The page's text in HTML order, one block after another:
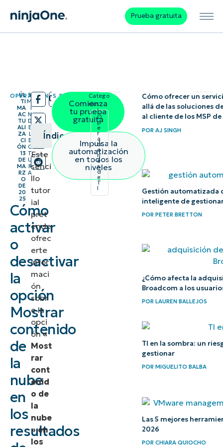
Prueba gratuita
OPERACIONES DE TI
/
ÚL
TI
MA
AC
TU
ALI
ZA
CI
ÓN
13
DE
MA
RZ
O
DE
20
25
9
M
I
N
D
E
L
E
C
T
U
R
A
Cómo
activar
o
desactivar
la
opción
Mostrar
contenido
de
la
nube
en
los
resultados
Índice
Resumen
instantáneo
Pasos para
los
en la
¿Qué es la
función
«Mostrar
contenido
Este
senci
llo
tutor
ial
pret
ende
ofrec
erte
infor
maci
ón
sobr
e la
opci
ón«
Most
rar
cont
enid
o de
la
nube
» en
los
Comienza
tu prueba
gratuita
Impulsa la
automatización
en todos los
niveles
Catego
rías:
O
p
e
r
a
ci
o
n
e
s
d
e
T
I
Cómo ofrecer un
allá de las soluciones
al cliente de los MSP
POR AJ SINGH
Gestión automatizada
inteligente de
PORPETER BRETTON
¿Cómo afecta la
Broadcom a los
PORLAUREN BALLEJOS
TI en la sombra: un
gestionar
PORMIGUELITO BALBA
Las 5 mejores
2026
PORCHIARA QUIOCHO